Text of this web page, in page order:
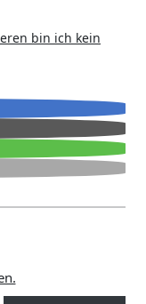
bin ich kein